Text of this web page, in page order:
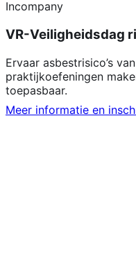
Incompany
VR-Veiligheidsdag
Ervaar asbestrisico’s
praktijkoefeningen
toepasbaar.
Meer informatie en